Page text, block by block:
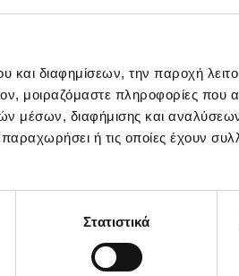
και διαφημίσεων, την παροχή
μοιραζόμαστε πληροφορίες που
μέσων, διαφήμισης και
ή τις οποίες έχουν
Στατιστικά